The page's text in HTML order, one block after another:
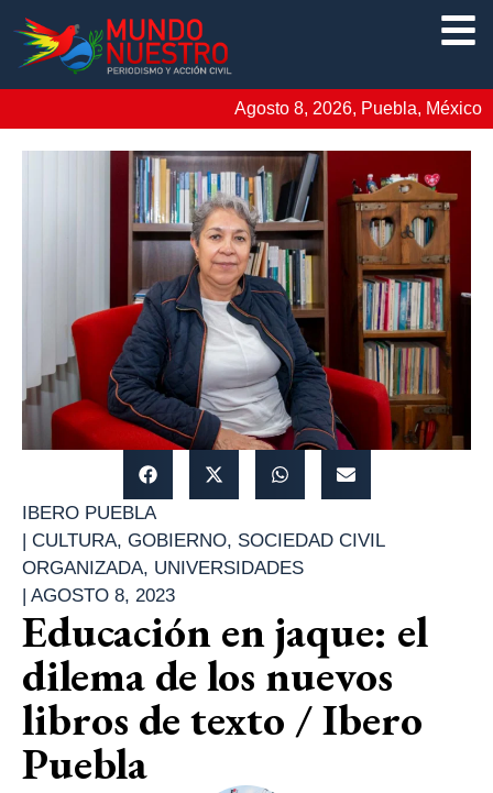
Agosto 8, 2026, Puebla, México
IBERO PUEBLA
| CULTURA, GOBIERNO, SOCIEDAD CIVIL
ORGANIZADA, UNIVERSIDADES
| AGOSTO 8, 2023
Educación en jaque: el
dilema de los nuevos
libros de texto / Ibero
Puebla